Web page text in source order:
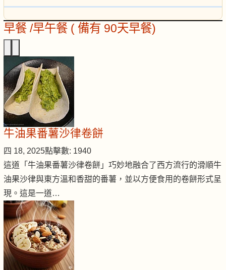
早餐 /早午餐 ( 備有 90天早餐)
牛油果番薯沙律卷餅
四 18, 2025點擊數: 1940
這道「牛油果番薯沙律卷餅」巧妙地融合了西方流行的滑順牛
油果沙律與東方溫和香甜的番薯，並以方便食用的卷餅形式呈
現。這是一道…